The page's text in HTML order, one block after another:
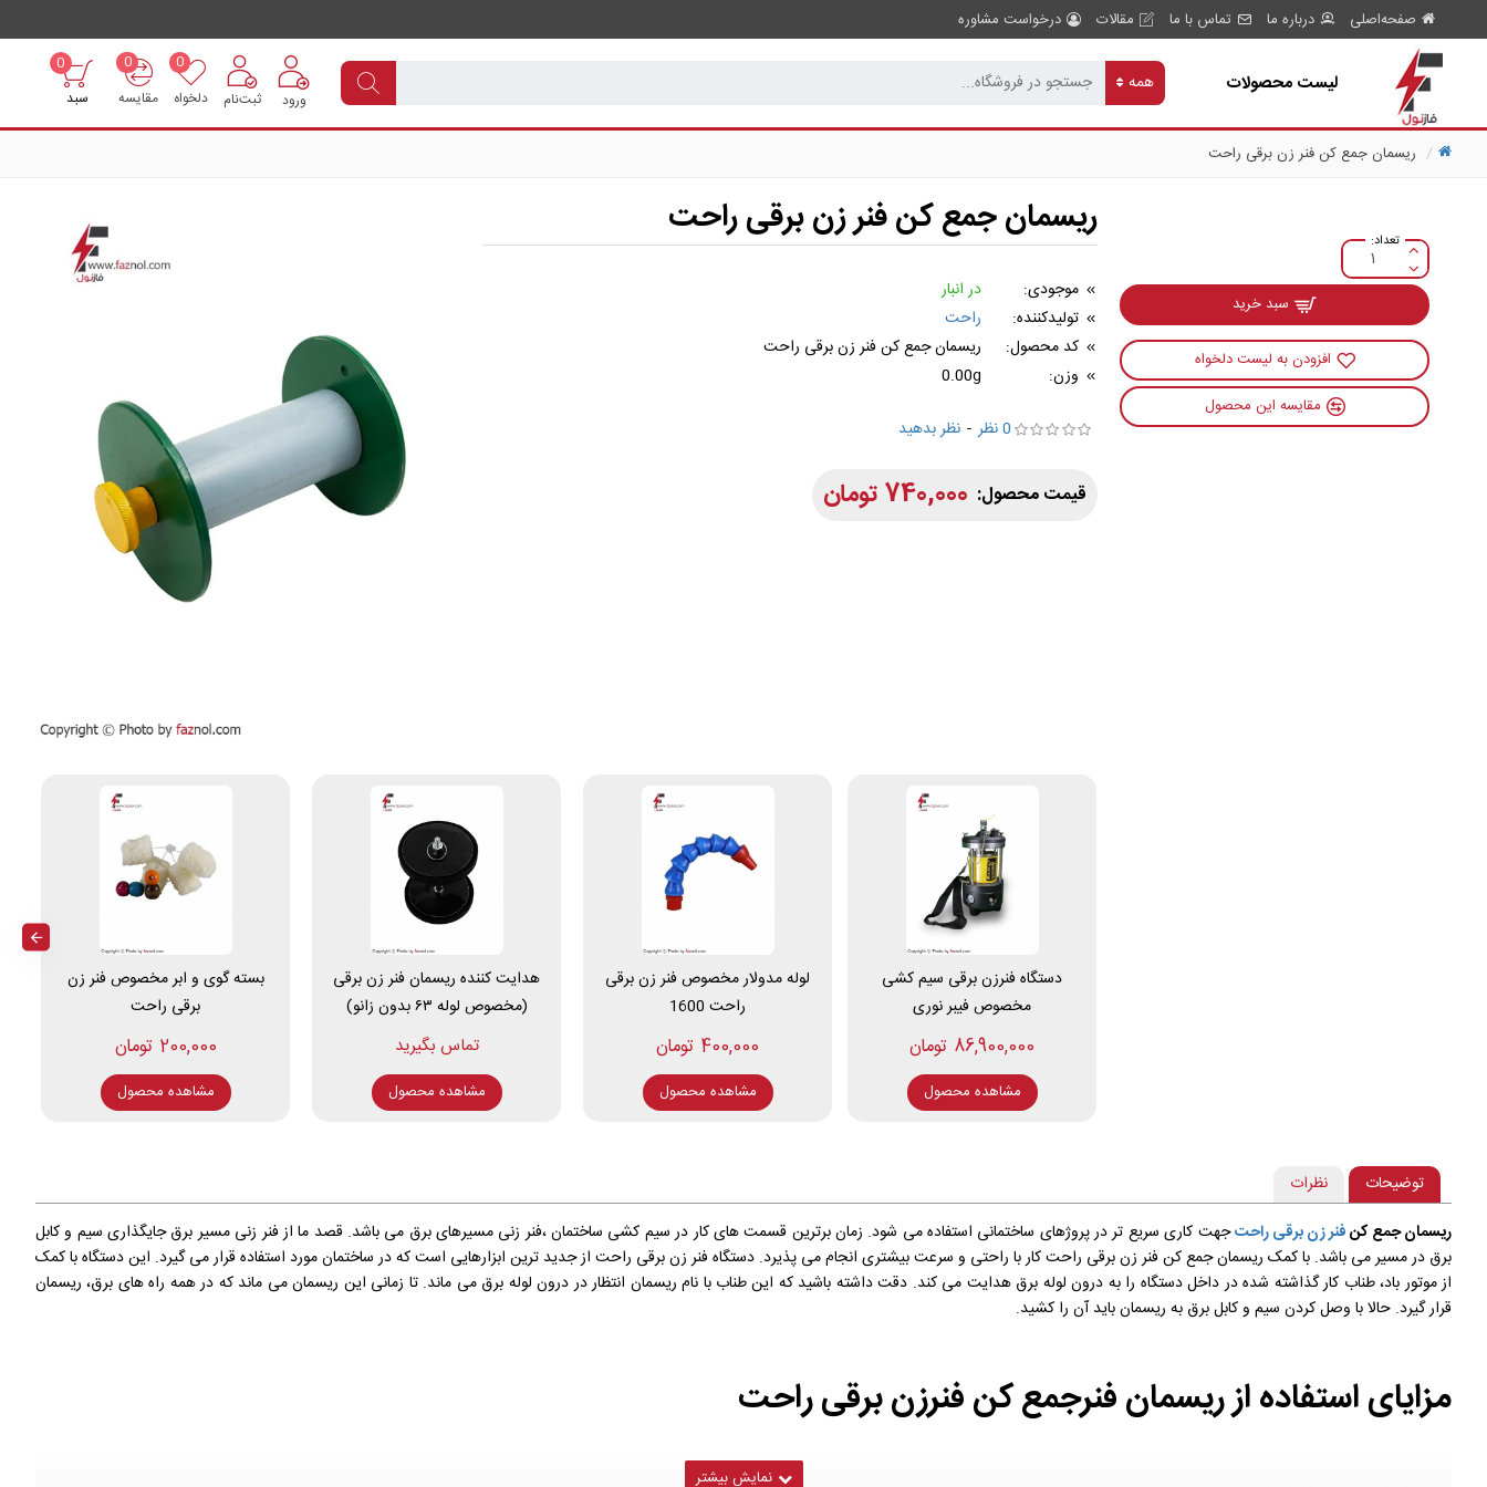
صفحه‌اصلی درباره ما تماس با ما مقالات درخواست مشاوره
لیست محصولات همه
ورود ثبت‌نام دلخواه
0
مقایسه
0
0
سبد
ریسمان جمع کن فنر زن برقی راحت
سبد خرید
افزودن به لیست دلخواه
مقایسه این محصول
ریسمان جمع کن فنر زن برقی راحت
موجودی:
در انبار
تولیدکننده:
راحت
کد محصول:
ریسمان جمع کن فنر زن برقی راحت
وزن:
0.00g
0 نظر
- نظر بدهید
740,000 تومان
دستگاه فنرزن برقی سیم کشی
مخصوص فیبر نوری
86,900,000 تومان
مشاهده محصول
لوله مدولار مخصوص فنر زن برقی
راحت 1600
400,000 تومان
مشاهده محصول
هدایت کننده ریسمان فنر زن برقی
(مخصوص لوله ۶۳ بدون زانو)
مشاهده محصول
بسته گوی و ابر مخصوص فنر زن
برقی راحت
200,000 تومان
مشاهده محصول
توضیحات
نظرات
ریسمان جمع کنفنر زن برقی راحتجهت کاری سریع تر در پروژهای ساختمانی استفاده می شود. زمان برترین قسمت های کار در سیم کشی ساختمان ،فنر زنی مسیرهای برق می باشد. قصد ما از فنر زنی مسیر برق جایگذاری سیم و کابل
برق در مسیر می باشد. با کمک ریسمان جمع کن فنر زن برقی راحت کار با راحتی و سرعت بیشتری انجام می پذیرد. دستگاه فنر زن برقی راحت از جدید ترین ابزارهایی است که در ساختمان مورد استفاده قرار می گیرد. این دستگاه با کمک
از موتور باد، طناب کار گذاشته شده در داخل دستگاه را به درون لوله برق هدایت می کند. دقت داشته باشید که این طناب با نام ریسمان انتظار در درون لوله برق می ماند. تا زمانی این ریسمان می ماند که در همه راه های برق، ریسمان
قرار گیرد. حالا با وصل کردن سیم و کابل برق به ریسمان باید آن را کشید.
مزایای استفاده از ریسمان فنرجمع کن فنرزن برقی راحت